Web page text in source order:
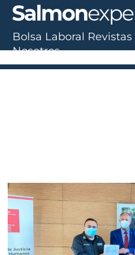
Bolsa Laboral Revistas
Nosotros